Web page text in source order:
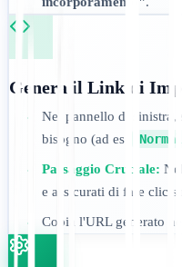
Genera il Link di
•
Nel pannello di sinistra,
bisogno (ad es.
• Passaggio Cruciale:
e assicurati di fare clic
• Copia l'URL generato